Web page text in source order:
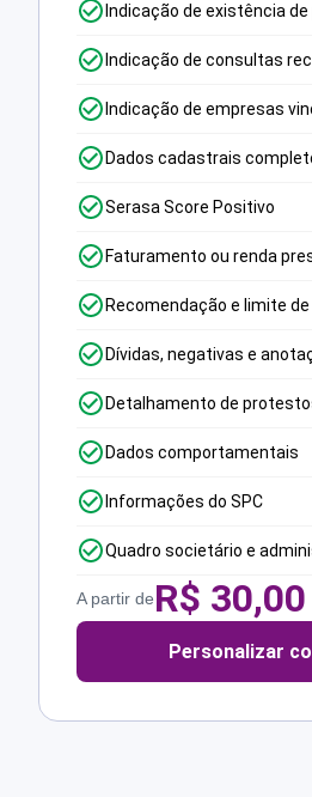
Indicação de existência
Indicação de consultas
Indicação de empresas
Dados cadastrais
Serasa Score Positivo
Faturamento ou renda
Recomendação e limite
Dívidas, negativas e
Detalhamento de
Dados comportamentais
Informações do SPC
Quadro societário e
A partir deR$ 30,00
Personalizar